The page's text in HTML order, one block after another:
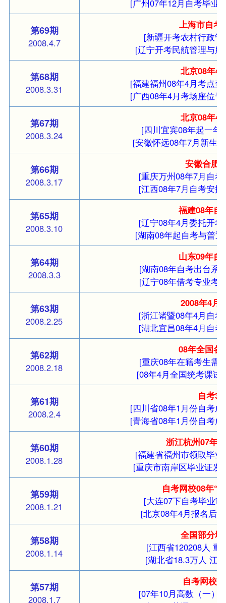
[广州07年12月自考毕业
第69期
2008.4.7
上海市自
[新疆开考农村行政
[辽宁开考民航管理与
第68期
2008.3.31
北京08年4
[福建福州08年4月考点查
[广西08年4月考场座位
第67期
2008.3.24
北京08年4
[四川宜宾08年起一年
[安徽怀远08年7月新生
第66期
2008.3.17
安徽合肥
[重庆万州08年7月自
[江西08年7月自考安
第65期
2008.3.10
福建08年自
[辽宁08年4月委托开
[湖南08年起自考与普
第64期
2008.3.3
山东09年自
[湖南08年自考出台系
[辽宁08年借考专业考
第63期
2008.2.25
2008年4月
[浙江诸暨08年4月自
[湖北宜昌08年4月自
第62期
2008.2.18
08年全国各
[重庆08年在籍考生需
[08年4月全国统考课试
第61期
2008.2.4
自考
[四川省08年1月份自考
[青海省08年1月份自考
第60期
2008.1.28
浙江杭州07年
[福建省福州市领取毕
[重庆市南岸区毕业证发
第59期
2008.1.21
自考网校08年“
[大连07下自考毕业
[北京08年4月报名后
第58期
2008.1.14
全国部分
[江西省120208人 重
[湖北省18.3万人 江
第57期
2008.1.7
自考网校
[07年10月高数（一）